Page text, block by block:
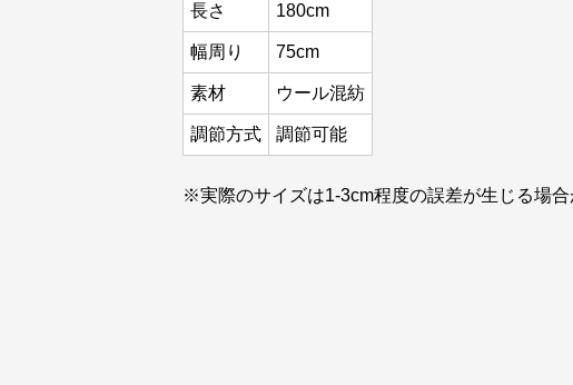
長さ 180cm
幅周り 75cm
素材 ウール混紡
調節方式 調節可能
※実際のサイズは1-3cm程度の誤差が生じる場合